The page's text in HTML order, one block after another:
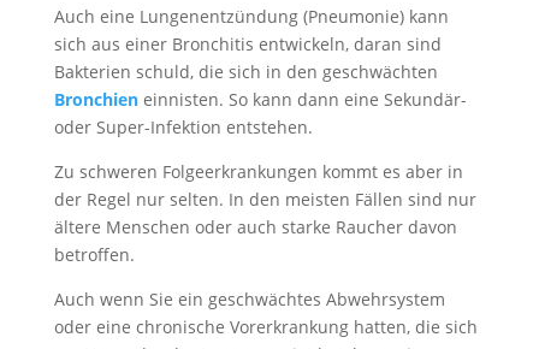
Auch eine Lungenentzündung (Pneumonie) kann
sich aus einer Bronchitis entwickeln, daran sind
Bakterien schuld, die sich in den geschwächten
Bronchieneinnisten. So kann dann eine Sekundär-
oder Super-Infektion entstehen.
Zu schweren Folgeerkrankungen kommt es aber in
der Regel nur selten. In den meisten Fällen sind nur
ältere Menschen oder auch starke Raucher davon
betroffen.
Auch wenn Sie ein geschwächtes Abwehrsystem
oder eine chronische Vorerkrankung hatten, die sich